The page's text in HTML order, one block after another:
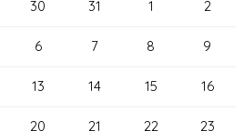
30 31 1 2
6 7 8 9
13 14 15 16
20 21 22 23